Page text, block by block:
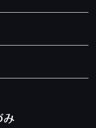
み